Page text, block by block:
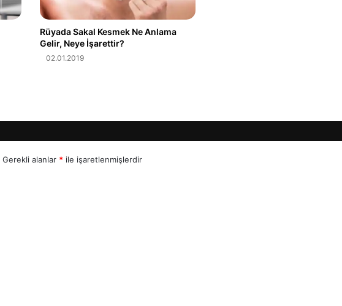
Rüyada Sakal Kesmek Ne Anlama
Gelir, Neye İşarettir?
02.01.2019
Gerekli alanlar * ile işaretlenmişlerdir